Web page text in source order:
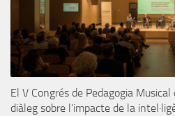
El V Congrés de Pedagogia
diàleg sobre l’impacte de la